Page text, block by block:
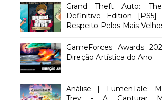
Grand Theft Auto:
Definitive Edition
Respeito Pelos Mais
GameForces Awards
Direção Artística do Ano
Análise | LumenTale: